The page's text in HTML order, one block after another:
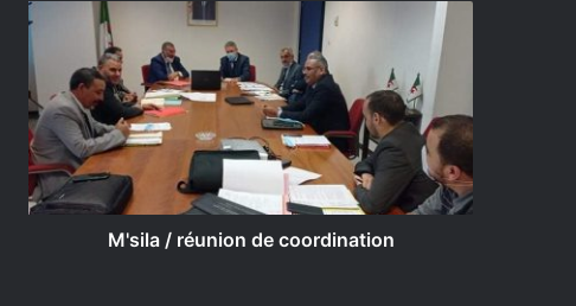
M'sila
réunion
coordination
M'sila / réunion de coordination